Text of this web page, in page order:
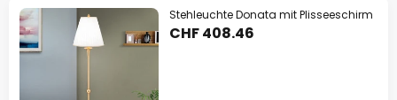
Stehleuchte Donata mit Plisseeschirm
CHF 408.46